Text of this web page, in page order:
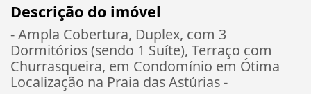
Descrição do imóvel
- Ampla Cobertura, Duplex, com 3
Dormitórios (sendo 1 Suíte), Terraço com
Churrasqueira, em Condomínio em Ótima
Localização na Praia das Astúrias -